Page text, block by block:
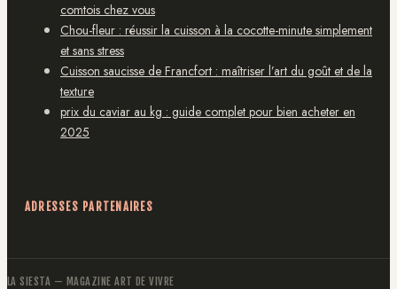
comtois chez vous
Chou-fleur : réussir la cuisson à la cocotte-minute simplement
et sans stress
Cuisson saucisse de Francfort : maîtriser l’art du goût et de la
texture
prix du caviar au kg : guide complet pour bien acheter en
2025
ADRESSES PARTENAIRES
LA SIESTA — MAGAZINE ART DE VIVRE